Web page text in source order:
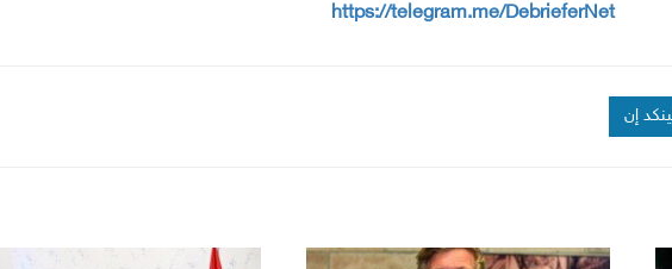
https://telegram.me/DebrieferNet
إن